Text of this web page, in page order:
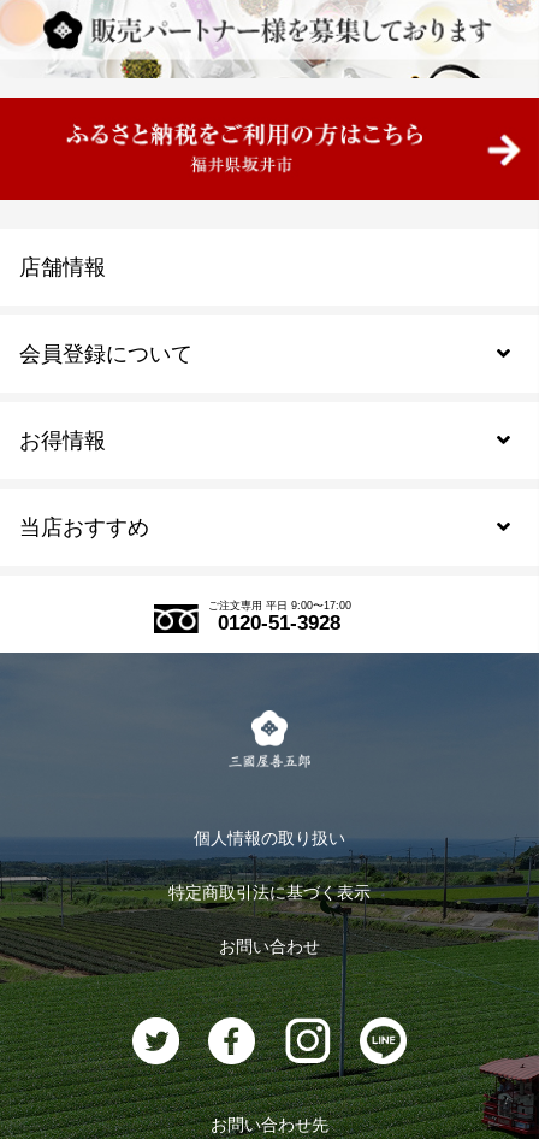
当店おすすめ
式部の香りシリーズ
お茶のギフト
おすすめのお茶
お茶に合うスイーツ
お得情報
会員登録について
会員規約について
ログイン
ログアウト
店舗情報
ご注文専用 平日 9:00〜17:00
0120-51-3928
個人情報の取り扱い
特定商取引法に基づく表示
お問い合わせ
お問い合わせ先